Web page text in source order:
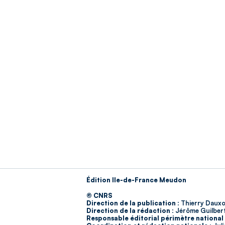
Édition Ile-de-France Meudon
© CNRS
Direction de la publication : Thierry
Direction de la rédaction : Jérôme
Responsable éditorial périmètre national